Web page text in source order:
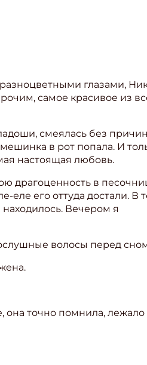
глазами,
самое красивое из
смеялась без
в рот попала. И
настоящая любовь.
драгоценность в
еле его оттуда достали. В
Вечером я
волосы перед
она точно помнила, лежало